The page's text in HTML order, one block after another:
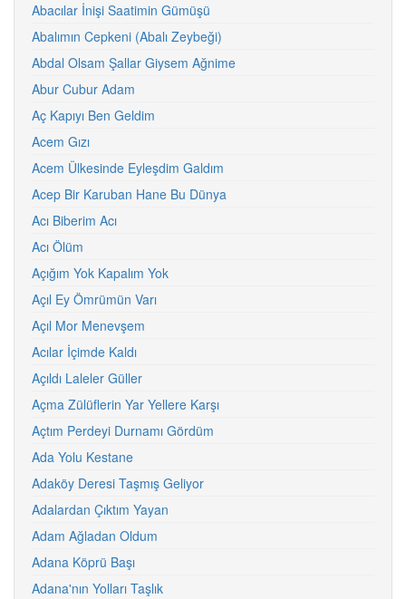
Abacılar İnişi Saatimin Gümüşü
Abalımın Cepkeni (Abalı Zeybeği)
Abdal Olsam Şallar Giysem Ağnime
Abur Cubur Adam
Aç Kapıyı Ben Geldim
Acem Gızı
Acem Ülkesinde Eyleşdim Galdım
Acep Bir Karuban Hane Bu Dünya
Acı Biberim Acı
Acı Ölüm
Açığım Yok Kapalım Yok
Açıl Ey Ömrümün Varı
Açıl Mor Menevşem
Acılar İçimde Kaldı
Açıldı Laleler Güller
Açma Zülüflerin Yar Yellere Karşı
Açtım Perdeyi Durnamı Gördüm
Ada Yolu Kestane
Adaköy Deresi Taşmış Geliyor
Adalardan Çıktım Yayan
Adam Ağladan Oldum
Adana Köprü Başı
Adana'nın Yolları Taşlık